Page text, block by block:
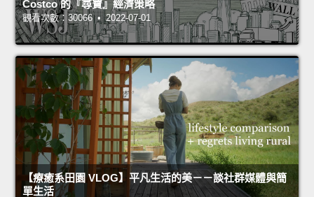
Costco 的『尋寶』經濟策略
觀看次數：30066 • 2022-07-01
【療癒系田園 VLOG】平凡生活的美－－談社群媒體與簡
單生活